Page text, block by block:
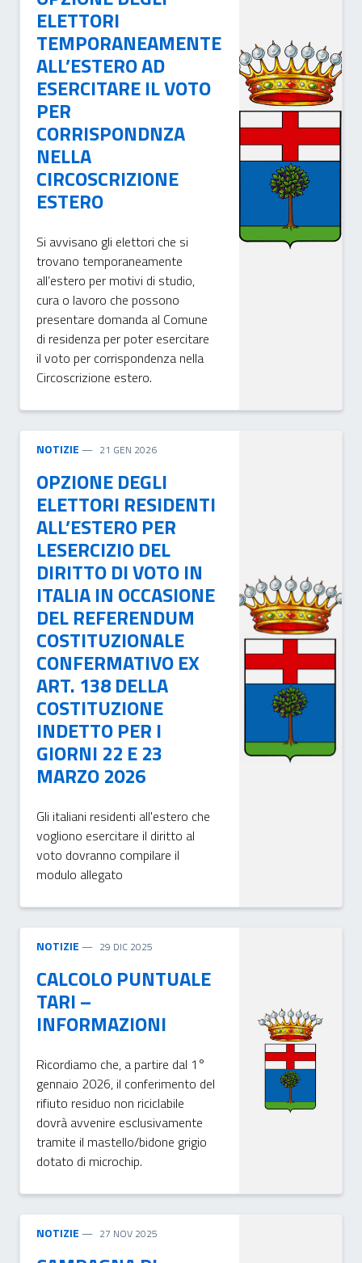
ELETTORI
TEMPORANEAMENTE
ALL’ESTERO AD
ESERCITARE IL VOTO
PER
CORRISPONDNZA
NELLA
CIRCOSCRIZIONE
ESTERO
Si avvisano gli elettori che si
trovano temporaneamente
all’estero per motivi di studio,
cura o lavoro che possono
presentare domanda al Comune
di residenza per poter esercitare
il voto per corrispondenza nella
Circoscrizione estero.
NOTIZIE 21 GEN 2026
OPZIONE DEGLI
ELETTORI RESIDENTI
ALL’ESTERO PER
LESERCIZIO DEL
DIRITTO DI VOTO IN
ITALIA IN OCCASIONE
DEL REFERENDUM
COSTITUZIONALE
CONFERMATIVO EX
ART. 138 DELLA
COSTITUZIONE
INDETTO PER I
GIORNI 22 E 23
MARZO 2026
Gli italiani residenti all'estero che
vogliono esercitare il diritto al
voto dovranno compilare il
modulo allegato
NOTIZIE 29 DIC 2025
CALCOLO PUNTUALE
TARI –
INFORMAZIONI
Ricordiamo che, a partire dal 1°
gennaio 2026, il conferimento del
rifiuto residuo non riciclabile
dovrà avvenire esclusivamente
tramite il mastello/bidone grigio
dotato di microchip.
NOTIZIE 27 NOV 2025